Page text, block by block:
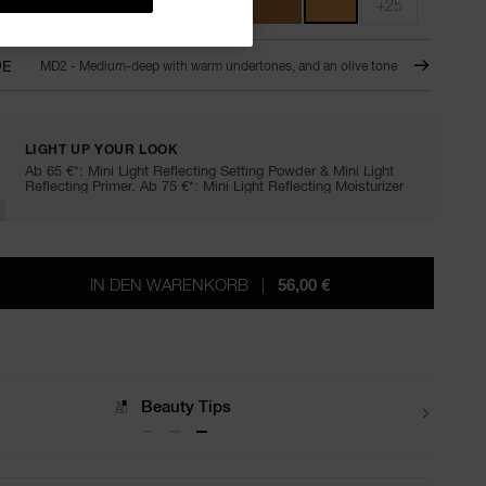
+25
MD2 - Medium-deep with warm undertones, and an olive tone
LIGHT UP YOUR LOOK
Ab 65 €*: Mini Light Reflecting Setting Powder & Mini Light
Reflecting Primer. Ab 75 €*: Mini Light Reflecting Moisturizer
IN DEN WARENKORB
| 56,00 €
Lieferungen